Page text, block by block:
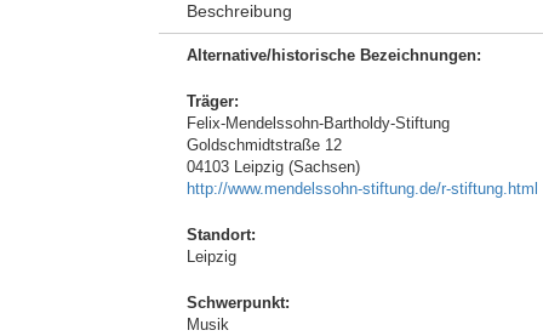
Beschreibung
Alternative/historische Bezeichnungen:
Träger:
Felix-Mendelssohn-Bartholdy-Stiftung
Goldschmidtstraße 12
04103 Leipzig (Sachsen)
http://www.mendelssohn-stiftung.de/r-stiftung.html
Standort:
Leipzig
Schwerpunkt:
Musik